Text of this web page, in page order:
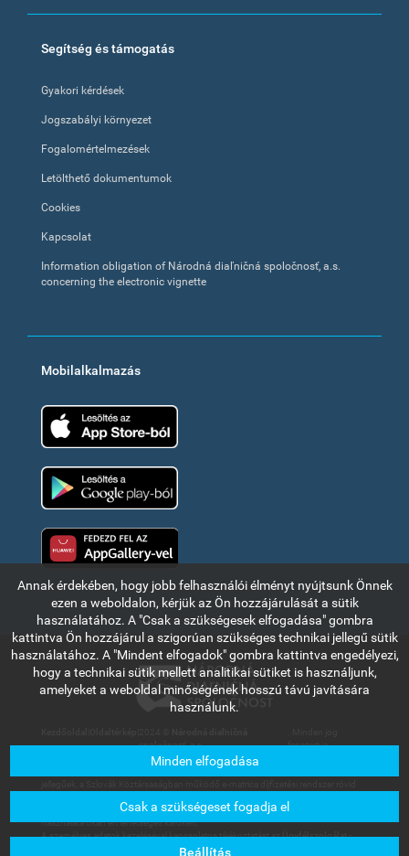
Segítség és támogatás
Gyakori kérdések
Jogszabályi környezet
Fogalomértelmezések
Letölthető dokumentumok
Cookies
Kapcsolat
Information obligation of Národná diaľničná spoločnosť, a.s.
concerning the electronic vignette
Mobilalkalmazás
spoločnosť, a.s.
fenntartva.
Az ebben a részben olvasható információk és adatok kizárólag tájékoztató
vállal felelősséget a felhasználókat vagy harmadik személyt az információk
használata okán ért lehetséges károkért.
A személyes adatok kezelésével kapcsolatos tájékoztatást azÜgyfélszolgálat -
menüpont alatt található Általános üzleti feltételek
Annak érdekében, hogy jobb felhasználói élményt nyújtsunk Önnek
ezen a weboldalon, kérjük az Ön hozzájárulását a sütik
használatához. A "Csak a szükségesek elfogadása" gombra
kattintva Ön hozzájárul a szigorúan szükséges technikai jellegű sütik
használatához. A "Mindent elfogadok" gombra kattintva engedélyezi,
hogy a technikai sütik mellett analitikai sütiket is használjunk,
amelyeket a weboldal minőségének hosszú távú javítására
használunk.
Minden elfogadása
Csak a szükségeset fogadja el
Beállítás